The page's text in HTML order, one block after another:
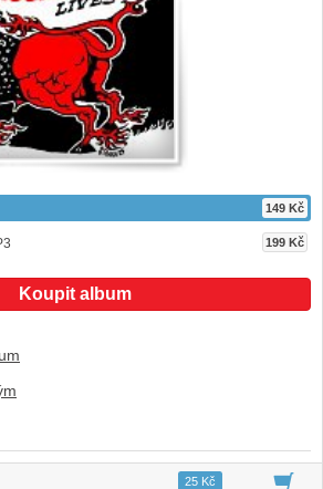
149 Kč
199 Kč
Koupit album
02:4425 Kč